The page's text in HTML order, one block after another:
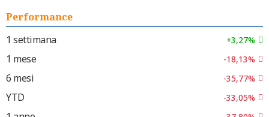
Performance
1 settimana
+3,27%
1 mese -18,13%
6 mesi -35,77%
YTD -33,05%